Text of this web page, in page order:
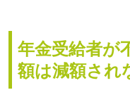
年金受給者が
額は減額され